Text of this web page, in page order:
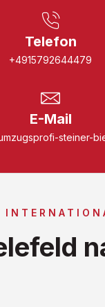
Telefon
+4915792644479
E-Mail
steiner-